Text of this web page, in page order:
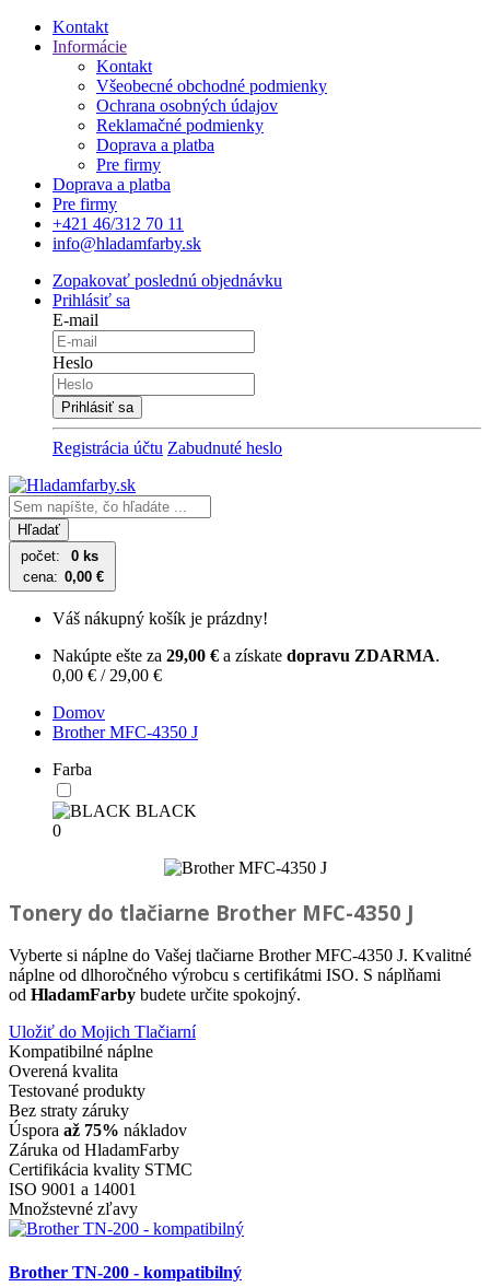
Kontakt
Informácie
Kontakt
Všeobecné obchodné podmienky
Ochrana osobných údajov
Reklamačné podmienky
Doprava a platba
Pre firmy
Doprava a platba
Pre firmy
+421 46/312 70 11
info@hladamfarby.sk
Zopakovať poslednú objednávku
Prihlásiť sa
E-mail
Heslo
Registrácia účtu Zabudnuté heslo
Hľadať
počet:
0 ks
cena: 0,00 €
Váš nákupný košík je prázdny!
Nakúpte ešte za 29,00 € a získate dopravu ZDARMA.
0,00 € / 29,00 €
Domov
Brother MFC-4350 J
Farba
BLACK
0
Tonery do tlačiarne Brother MFC-4350 J
Vyberte si náplne do Vašej tlačiarne Brother MFC-4350 J. Kvalitné
náplne od dlhoročného výrobcu s certifikátmi ISO. S náplňami
od HladamFarby budete určite spokojný.
Uložiť do Mojich Tlačiarní
Kompatibilné náplne
Overená kvalita
Testované produkty
Bez straty záruky
Úspora až 75% nákladov
Záruka od HladamFarby
Certifikácia kvality STMC
ISO 9001 a 14001
Množstevné zľavy
Brother TN-200 - kompatibilný